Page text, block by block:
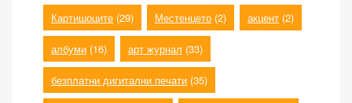
Картишоците (29) Местенцето (2) акцент (2)
албуми (16) арт журнал (33)
безплатни дигитални печати (35)